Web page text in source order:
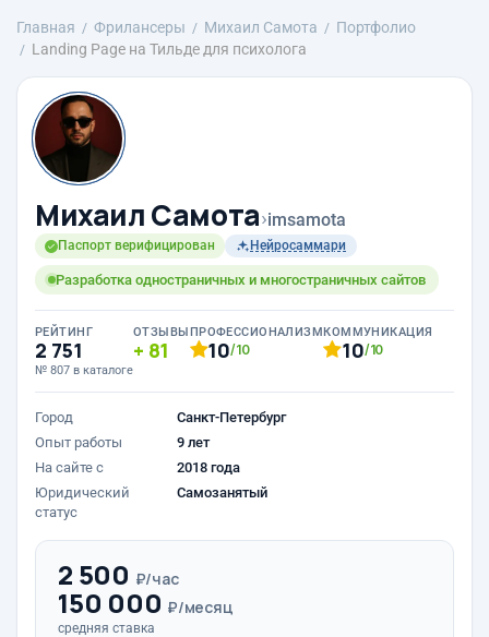
Главная Фрилансеры Михаил Самота
Портфолио
Landing Page на Тильде для психолога
Михаил Самота›imsamota
Паспорт верифицирован Нейросаммари
Разработка одностраничных и многостраничных сайтов
РЕЙТИНГ
2 751
№ 807 в каталоге
ОТЗЫВЫ
81
ПРОФЕССИОНАЛИЗМ
10/10
КОММУНИКАЦИЯ
10/10
Город
Санкт-Петербург
Опыт работы
9 лет
На сайте с
2018 года
Юридический
статус
Самозанятый
2 500 ₽/час
150 000 ₽/месяц
средняя ставка